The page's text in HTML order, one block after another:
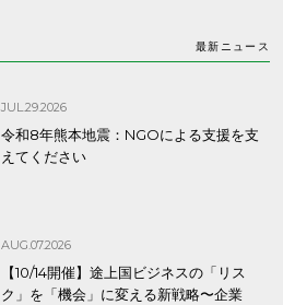
最新ニュース
JUL.29.2026
令和8年熊本地震：NGOによる支援を支
えてください
AUG.07.2026
【10/14開催】途上国ビジネスの「リス
ク」を「機会」に変える新戦略〜企業